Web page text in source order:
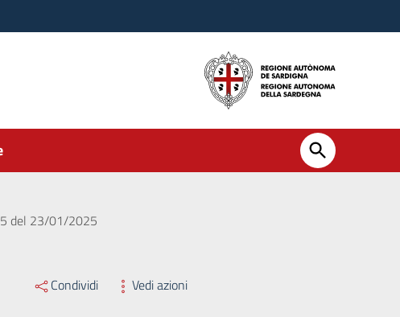
del 23/01/2025
Condividi Vedi azioni